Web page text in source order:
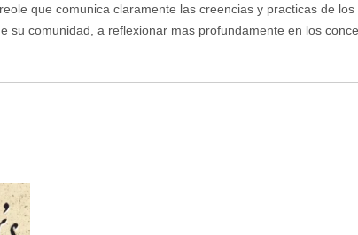
que comunica claramente las creencias y practicas de
comunidad, a reflexionar mas profundamente en los